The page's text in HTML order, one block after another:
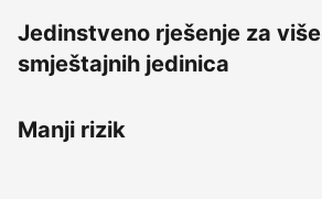
Jedinstveno rješenje za više
smještajnih jedinica
Manji rizik